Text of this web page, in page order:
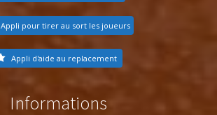
Appli pour tirer au sort les joueurs
Appli d'aide au replacement
Informations